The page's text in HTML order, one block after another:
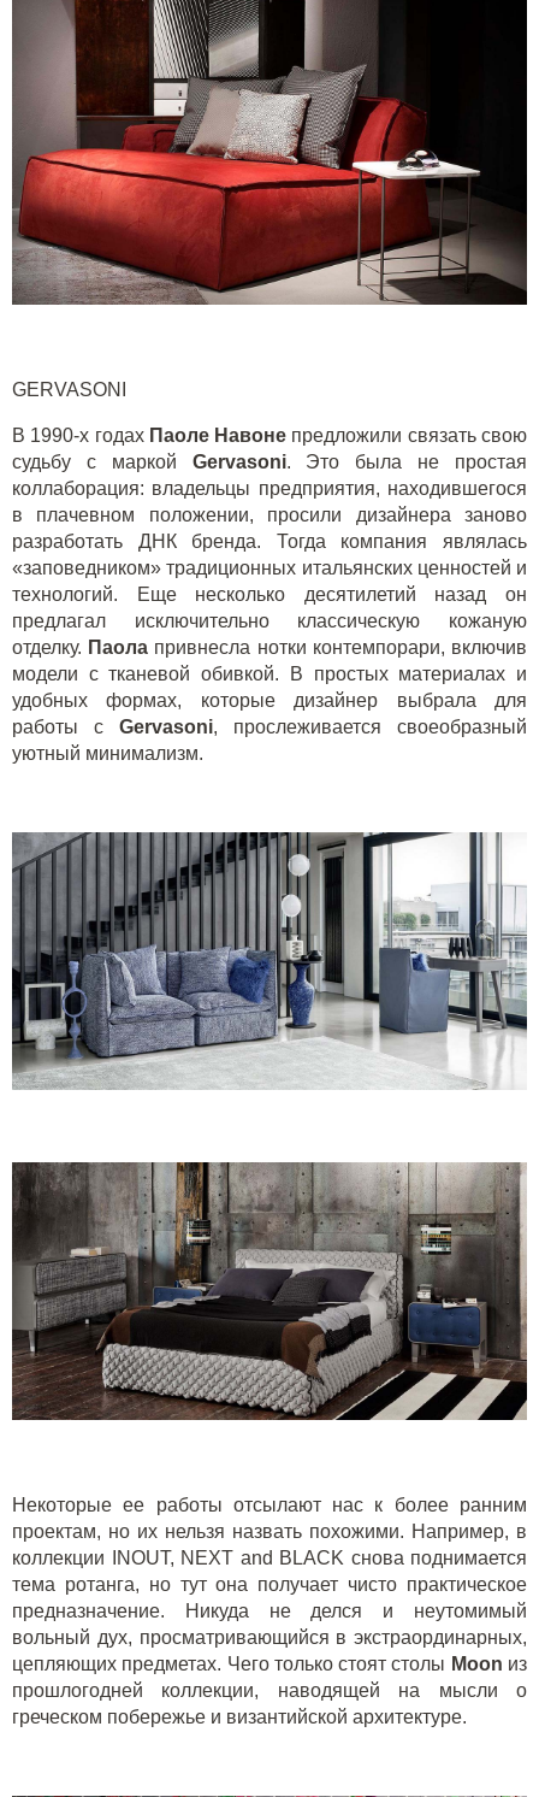
GERVASONI
В 1990-х годах Паоле Навоне предложили связать свою
судьбу с маркой Gervasoni. Это была не простая
коллаборация: владельцы предприятия, находившегося
в плачевном положении, просили дизайнера заново
разработать ДНК бренда. Тогда компания являлась
«заповедником» традиционных итальянских ценностей и
технологий. Еще несколько десятилетий назад он
предлагал исключительно классическую кожаную
отделку. Паола привнесла нотки контемпорари, включив
модели с тканевой обивкой. В простых материалах и
удобных формах, которые дизайнер выбрала для
работы с Gervasoni, прослеживается своеобразный
уютный минимализм.
Некоторые ее работы отсылают нас к более ранним
проектам, но их нельзя назвать похожими. Например, в
коллекции INOUT, NEXT and BLACK снова поднимается
тема ротанга, но тут она получает чисто практическое
предназначение. Никуда не делся и неутомимый
вольный дух, просматривающийся в экстраординарных,
цепляющих предметах. Чего только стоят столы Мооn из
прошлогодней коллекции, наводящей на мысли о
греческом побережье и византийской архитектуре.